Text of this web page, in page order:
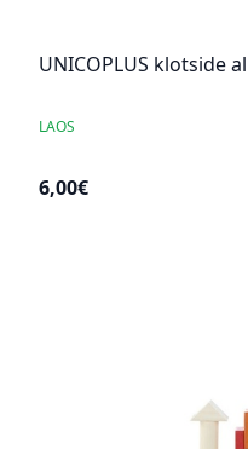
UNICOPLUS klotside
LAOS
6,00€